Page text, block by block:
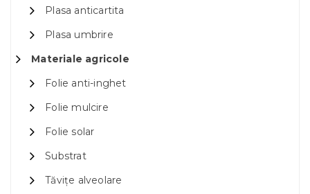
Plasa anticartita
Plasa umbrire
Materiale agricole
Folie anti-inghet
Folie mulcire
Folie solar
Substrat
Tăvițe alveolare